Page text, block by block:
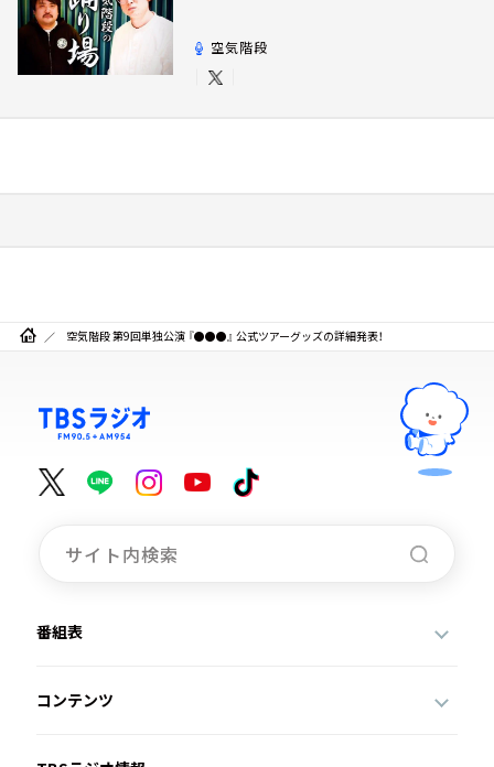
空気階段
空気階段 第9回単独公演 『●●●』 公式ツアーグッズの詳細発表！
番組表
コンテンツ